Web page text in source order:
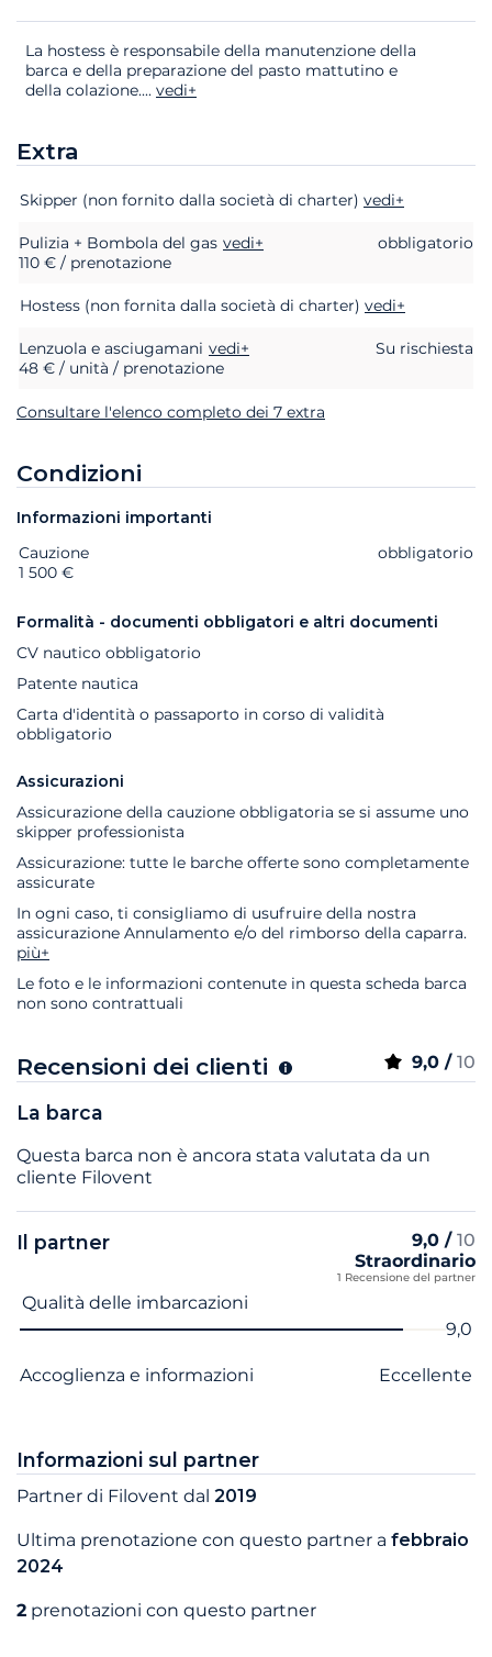
La hostess è responsabile della manutenzione della
barca e della preparazione del pasto mattutino e
della colazione.... vedi+
Extra
Extra Stato Prezzo
Skipper (non fornito dalla società di charter) vedi+
Pulizia + Bombola del gas vedi+
obbligatorio
110 € / prenotazione
Hostess (non fornita dalla società di charter) vedi+
Lenzuola e asciugamani vedi+
Su rischiesta
48 € / unità / prenotazione
Consultare l'elenco completo dei 7 extra
Condizioni
Informazioni importanti
Extra Stato
Cauzione
obbligatorio
1 500 €
Formalità - documenti obbligatori e altri documenti
CV nautico obbligatorio
Patente nautica
Carta d'identità o passaporto in corso di validità
obbligatorio
Assicurazioni
Assicurazione della cauzione obbligatoria se si assume uno
skipper professionista
Assicurazione: tutte le barche offerte sono completamente
assicurate
In ogni caso, ti consigliamo di usufruire della nostra
assicurazione Annulamento e/o del rimborso della caparra.
più+
Le foto e le informazioni contenute in questa scheda barca
non sono contrattuali
Recensioni dei clienti 9,0 / 10
La barca
Questa barca non è ancora stata valutata da un
cliente Filovent
Il partner 9,0 / 10
Straordinario
1 Recensione del partner
Nome del criterio Voto
Qualità delle imbarcazioni
9,0
Accoglienza e informazioni Eccellente
Informazioni sul partner
Partner di Filovent dal 2019
Ultima prenotazione con questo partner a febbraio
2024
2 prenotazioni con questo partner